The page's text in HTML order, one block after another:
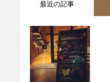
最近の記事